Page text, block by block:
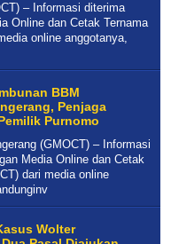
– Informasi diterima
Online dan Cetak Ternama
online anggotanya,
BBM
Penjaga
Purnomo
(GMOCT) – Informasi
Media Online dan Cetak
dari media online
Wolter